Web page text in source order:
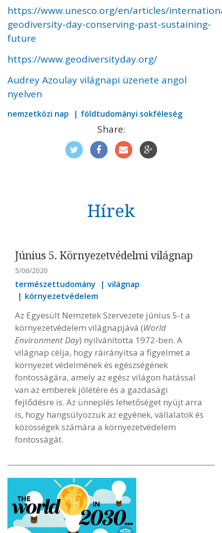
https://www.unesco.org/en/articles/
geodiversity-day-conserving-past-sustaining-
future
https://www.geodiversityday.org/
Audrey Azoulay világnapi üzenete angol
nyelven
nemzetközi nap földtudományi sokféleség
Share:
Hírek
Június 5. Környezetvédelmi világnap
5/06/2020
természettudomány
világnap
környezetvédelem
Az Egyesült Nemzetek Szervezete június 5-t a
környezetvédelem világnapjává (World
Environment Day) nyilvánította 1972-ben. A
világnap célja, hogy ráirányítsa a figyelmet a
környezet védelmének és egészségének
fontosságára, amely az egész világon hatással
van az emberek jólétére és a gazdasági
fejlődésre is. Az ünneplés lehetőséget nyújt arra
is, hogy hangsúlyozzuk az egyének, vállalatok és
közösségek számára a környezetvédelem
fontosságát.